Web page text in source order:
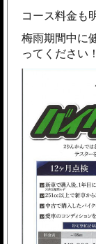
コース料金も
梅雨期間中に
ってください